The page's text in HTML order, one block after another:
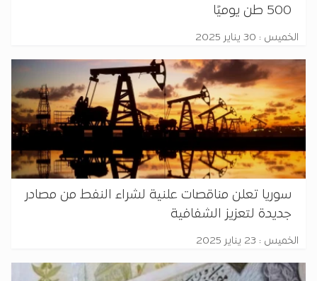
500 طن يوميًا
الخميس : 30 يناير 2025
سوريا تعلن مناقصات علنية لشراء النفط من مصادر
جديدة لتعزيز الشفافية
الخميس : 23 يناير 2025